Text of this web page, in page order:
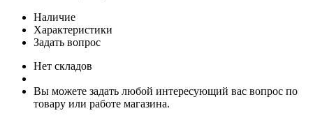
Наличие
Характеристики
Задать вопрос
Нет складов
Вы можете задать любой интересующий вас вопрос по
товару или работе магазина.